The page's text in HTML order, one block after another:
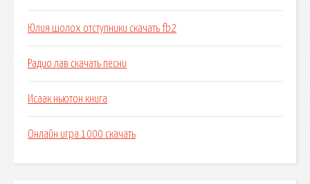
Юлия шолох отступники скачать fb2
Радио лав скачать песни
Исаак ньютон книга
Онлайн игра 1000 скачать